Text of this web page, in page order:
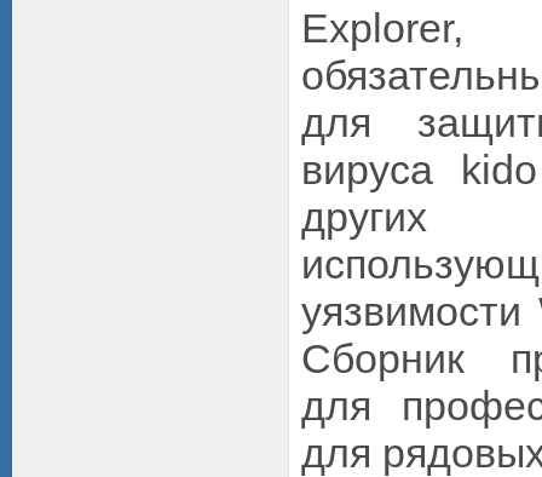
для
вируса
других
Сборник
для
для